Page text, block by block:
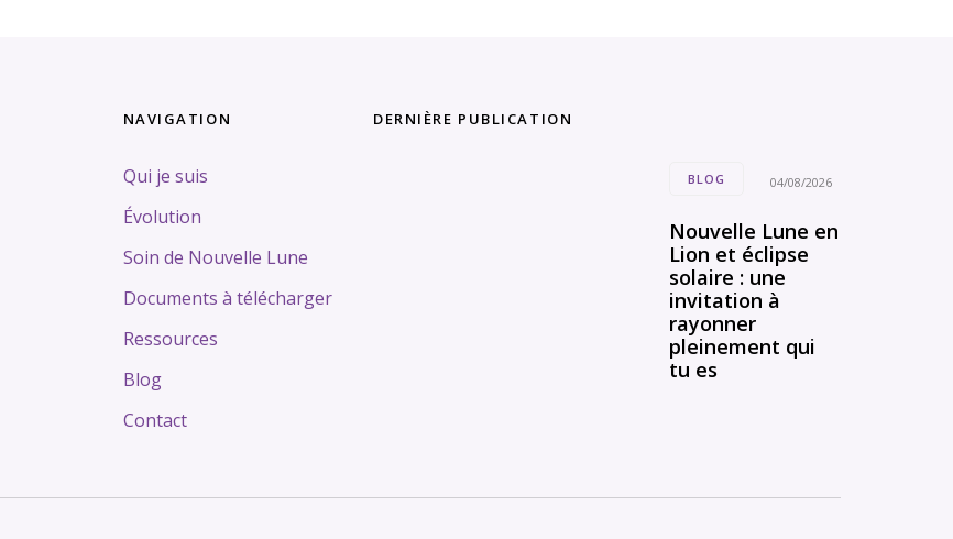
NAVIGATION
Qui je suis
Évolution
Soin de Nouvelle Lune
Documents à télécharger
Ressources
Blog
Contact
DERNIÈRE PUBLICATION
BLOG 04/08/2026
Nouvelle Lune en
Lion et éclipse
solaire : une
invitation à
rayonner
pleinement qui
tu es